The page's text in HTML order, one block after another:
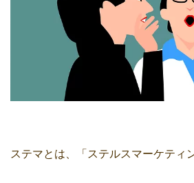
ステマとは、「ステルスマーケティ